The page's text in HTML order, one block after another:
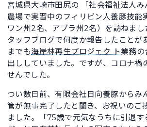
宮城県大崎市田尻の 「社会福祉法人
農場で実習中のフィリピン人養豚技能
ワン州2名、アブラ州2名）を訪ねま
タッフブログで何度か報告したことが
までも海岸林再生プロジェク ト業務の
出ししていました。ですが、コロナ禍
せんでした。
つい数日前、有限会社日向養豚からみ
管が無事完了したと聞き、お祝いのご
ました。「75歳で元気なうちに引退す